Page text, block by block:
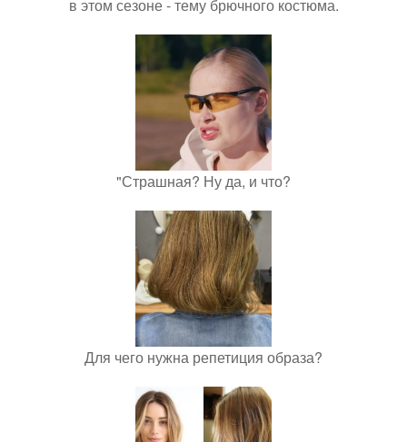
в этом сезоне - тему брючного костюма.
"Страшная? Ну да, и что?
Для чего нужна репетиция образа?